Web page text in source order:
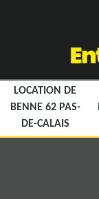
LOCATION DE
BENNE 62 PAS-
DE-CALAIS